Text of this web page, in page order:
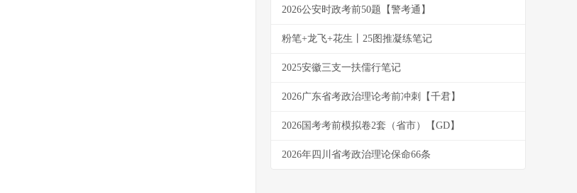
2026公安时政考前50题【警考通】
粉笔+龙飞+花生丨25图推凝练笔记
2025安徽三支一扶儒行笔记
2026广东省考政治理论考前冲刺【千君】
2026国考考前模拟卷2套（省市）【GD】
2026年四川省考政治理论保命66条